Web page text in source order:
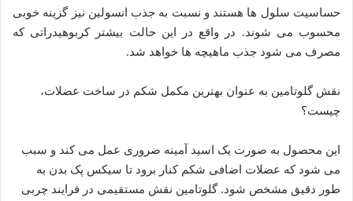
حساسیت سلول ها هستند و نسبت به جذب انسولین نیز گزینه خوبی
محسوب می شوند. در واقع در این حالت بیشتر کربوهیدراتی که
مصرف می شود جذب ماهیچه ها خواهد شد.
نقش گلوتامین به عنوان بهترین مکمل شکم در ساخت عضلات،
چیست؟
این محصول به صورت یک اسید آمینه ضروری عمل می کند و سبب
می شود که عضلات اضافی شکم کنار برود تا سیکس پک بدن به
طور دقیق مشخص شود. گلوتامین نقش مستقیمی در فرایند چربی